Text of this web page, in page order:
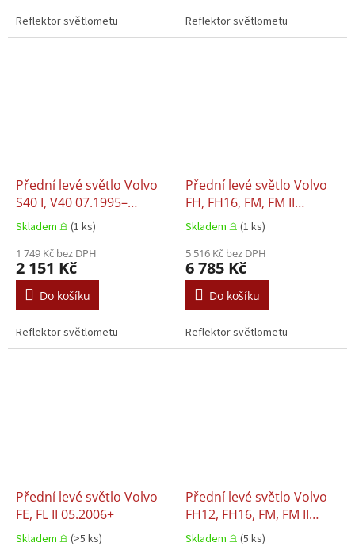
Reflektor světlometu Reflektor světlometu
Přední levé světlo Volvo
S40 I, V40 07.1995–
07.2000
Skladem 𖠿 (1 ks)
1 749 Kč bez DPH
2 151 Kč
Do košíku
Reflektor světlometu
Přední levé světlo Volvo
FH, FH16, FM, FM II
09.2005+
Skladem 𖠿 (1 ks)
5 516 Kč bez DPH
6 785 Kč
Do košíku
Reflektor světlometu
Přední levé světlo Volvo
FE, FL II 05.2006+
Skladem 𖠿 (>5 ks)
Přední levé světlo Volvo
FH12, FH16, FM, FM II
08.1993+
Skladem 𖠿 (5 ks)